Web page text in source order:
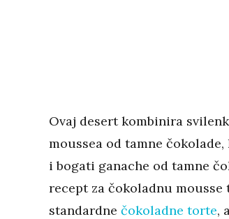
Ovaj desert kombinira
moussea od tamne
i bogati ganache od tamne
recept za čokoladnu
standardne čokoladne torte,